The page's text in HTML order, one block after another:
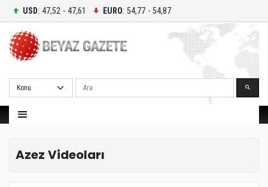
USD: 47,52 - 47,61 EURO: 54,77 - 54,87
Ara
Azez Videoları